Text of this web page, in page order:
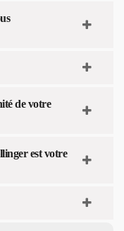
de votre
est votre